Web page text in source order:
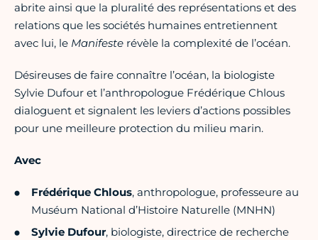
abrite ainsi que la pluralité des représentations et des
relations que les sociétés humaines entretiennent
avec lui, le Manifeste révèle la complexité de l’océan.
Désireuses de faire connaître l’océan, la biologiste
Sylvie Dufour et l’anthropologue Frédérique Chlous
dialoguent et signalent les leviers d’actions possibles
pour une meilleure protection du milieu marin.
Avec
Frédérique Chlous, anthropologue, professeure au
Muséum National d’Histoire Naturelle (MNHN)
Sylvie Dufour, biologiste, directrice de recherche